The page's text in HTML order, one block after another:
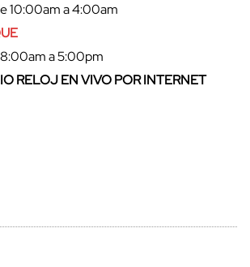
10:00am a 4:00am
a 5:00pm
RELOJ EN VIVO POR INTERNET